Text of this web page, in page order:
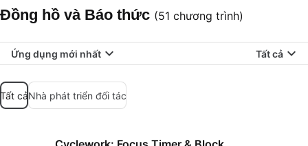
Đồng hồ và Báo thức (51 chương trình)
Ứng dụng mới nhất Tất cả
Tất cảNhà phát triển đối tác